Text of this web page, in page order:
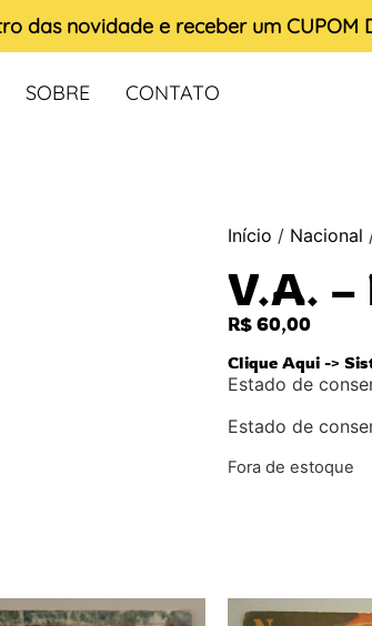
das novidade e receber um CUPOM
SOBRE CONTATO
Início / Nacional
V.A. –
R$ 60,00
Clique Aqui ->
Estado de
Estado de
Fora de estoque